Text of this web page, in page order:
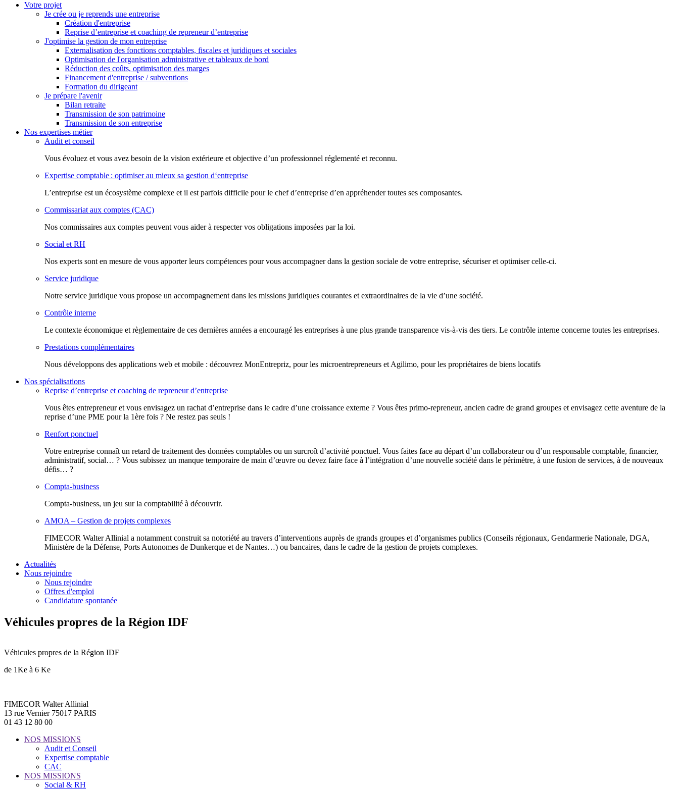
Votre projet
Je crée ou je reprends une entreprise
Création d'entreprise
Reprise d’entreprise et coaching de repreneur d’entreprise
J'optimise la gestion de mon entreprise
Externalisation des fonctions comptables, fiscales et juridiques et sociales
Optimisation de l'organisation administrative et tableaux de bord
Réduction des coûts, optimisation des marges
Financement d'entreprise / subventions
Formation du dirigeant
Je prépare l'avenir
Bilan retraite
Transmission de son patrimoine
Transmission de son entreprise
Nos expertises métier
Audit et conseil
Vous évoluez et vous avez besoin de la vision extérieure et objective d’un professionnel réglementé et reconnu.
Expertise comptable : optimiser au mieux sa gestion d‘entreprise
L’entreprise est un écosystème complexe et il est parfois difficile pour le chef d’entreprise d’en appréhender toutes ses composantes.
Commissariat aux comptes (CAC)
Nos commissaires aux comptes peuvent vous aider à respecter vos obligations imposées par la loi.
Social et RH
Nos experts sont en mesure de vous apporter leurs compétences pour vous accompagner dans la gestion sociale de votre entreprise, sécuriser et optimiser celle-ci.
Service juridique
Notre service juridique vous propose un accompagnement dans les missions juridiques courantes et extraordinaires de la vie d’une société.
Contrôle interne
Le contexte économique et règlementaire de ces dernières années a encouragé les entreprises à une plus grande transparence vis-à-vis des tiers. Le contrôle interne concerne toutes les entreprises.
Prestations complémentaires
Nous développons des applications web et mobile : découvrez MonEntrepriz, pour les microentrepreneurs et Agilimo, pour les propriétaires de biens locatifs
Nos spécialisations
Reprise d’entreprise et coaching de repreneur d’entreprise
Vous êtes entrepreneur et vous envisagez un rachat d’entreprise dans le cadre d’une croissance externe ? Vous êtes primo-repreneur, ancien cadre de grand groupes et envisagez cette aventure de la
reprise d’une PME pour la 1ère fois ? Ne restez pas seuls !
Renfort ponctuel
Votre entreprise connaît un retard de traitement des données comptables ou un surcroît d’activité ponctuel. Vous faites face au départ d’un collaborateur ou d’un responsable comptable, financier,
administratif, social… ? Vous subissez un manque temporaire de main d’œuvre ou devez faire face à l’intégration d’une nouvelle société dans le périmètre, à une fusion de services, à de nouveaux
défis… ?
Compta-business
Compta-business, un jeu sur la comptabilité à découvrir.
AMOA – Gestion de projets complexes
FIMECOR Walter Allinial a notamment construit sa notoriété au travers d’interventions auprès de grands groupes et d’organismes publics (Conseils régionaux, Gendarmerie Nationale, DGA,
Ministère de la Défense, Ports Autonomes de Dunkerque et de Nantes…) ou bancaires, dans le cadre de la gestion de projets complexes.
Actualités
Nous rejoindre
Nous rejoindre
Offres d'emploi
Candidature spontanée
Véhicules propres de la Région IDF
Véhicules propres de la Région IDF
de 1Ke à 6 Ke
FIMECOR Walter Allinial
13 rue Vernier 75017 PARIS
01 43 12 80 00
NOS MISSIONS
Audit et Conseil
Expertise comptable
CAC
NOS MISSIONS
Social & RH